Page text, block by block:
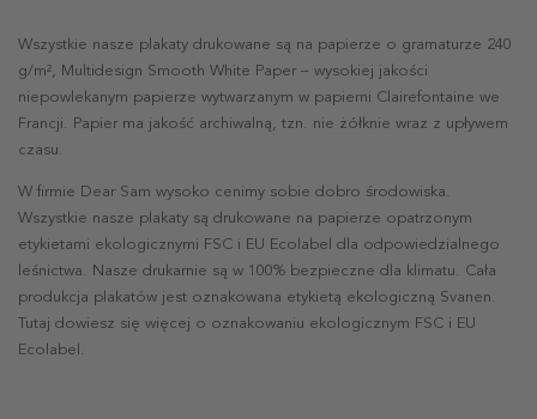
Wszystkie nasze plakaty drukowane są na papierze o gramaturze 240
g/m², Multidesign Smooth White Paper – wysokiej jakości
niepowlekanym papierze wytwarzanym w papierni Clairefontaine we
Francji. Papier ma jakość archiwalną, tzn. nie żółknie wraz z upływem
czasu.
W firmie Dear Sam wysoko cenimy sobie dobro środowiska.
Wszystkie nasze plakaty są drukowane na papierze opatrzonym
etykietami ekologicznymi FSC i EU Ecolabel dla odpowiedzialnego
leśnictwa. Nasze drukarnie są w 100% bezpieczne dla klimatu. Cała
produkcja plakatów jest oznakowana etykietą ekologiczną Svanen.
Tutaj dowiesz się więcej o oznakowaniu ekologicznym FSC i EU
Ecolabel.